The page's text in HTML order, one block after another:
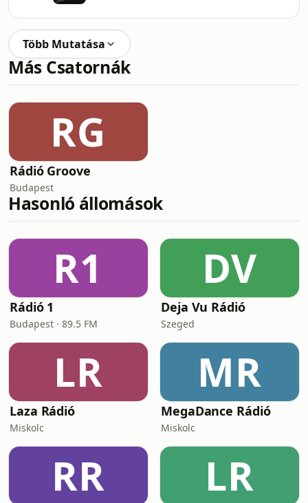
Több Mutatása
Más Csatornák
RG
Rádió Groove
Budapest
Hasonló állomások
R1
Rádió 1
Budapest · 89.5 FM
DV
Deja Vu Rádió
Szeged
LR
Laza Rádió
Miskolc
MR
MegaDance Rádió
Miskolc
RR LR